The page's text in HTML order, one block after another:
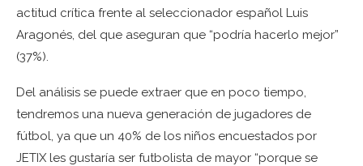
actitud crítica frente al seleccionador español Luis
Aragonés, del que aseguran que “podría hacerlo mejor”
(37%).
Del análisis se puede extraer que en poco tiempo,
tendremos una nueva generación de jugadores de
fútbol, ya que un 40% de los niños encuestados por
JETIX les gustaría ser futbolista de mayor “porque se